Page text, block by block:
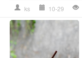
ks 10-29